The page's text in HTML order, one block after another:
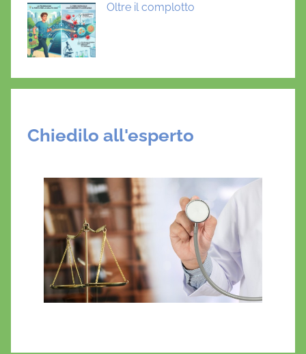
Oltre il complotto
Chiedilo all'esperto